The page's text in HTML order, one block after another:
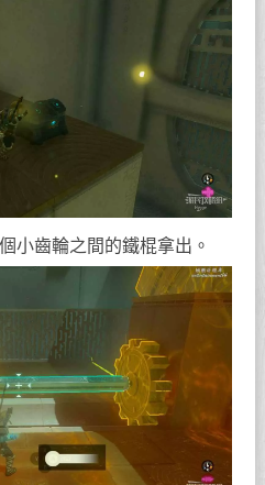
小齒輪之間的鐵棍拿出。